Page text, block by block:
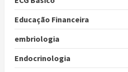
Educação Financeira
embriologia
Endocrinologia